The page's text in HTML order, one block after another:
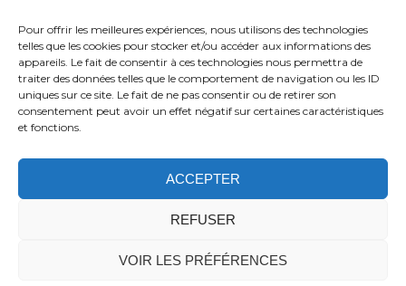
Pour offrir les meilleures expériences, nous utilisons des technologies
telles que les cookies pour stocker et/ou accéder aux informations des
appareils. Le fait de consentir à ces technologies nous permettra de
traiter des données telles que le comportement de navigation ou les ID
uniques sur ce site. Le fait de ne pas consentir ou de retirer son
consentement peut avoir un effet négatif sur certaines caractéristiques
et fonctions.
ACCEPTER
REFUSER
VOIR LES PRÉFÉRENCES
Politique de confidentialité
Mentions légales
© 2026 France Imageries Territoires – Tous Droits